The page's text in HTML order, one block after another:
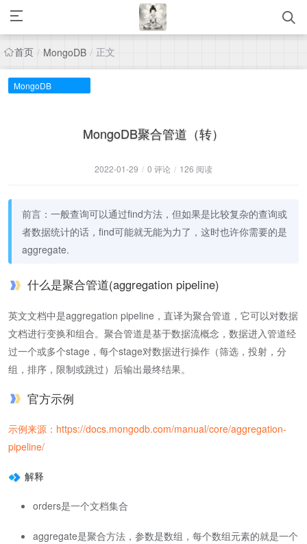
首页 / MongoDB / 正文
MongoDB
MongoDB聚合管道（转）
2022-01-29 / 0 评论 / 126 阅读
前言：一般查询可以通过find方法，但如果是比较复杂的查询或
者数据统计的话，find可能就无能为力了，这时也许你需要的是
aggregate.
什么是聚合管道(aggregation pipeline)
英文文档中是aggregation pipeline，直译为聚合管道，它可以对数据
文档进行变换和组合。聚合管道是基于数据流概念，数据进入管道经
过一个或多个stage，每个stage对数据进行操作（筛选，投射，分
组，排序，限制或跳过）后输出最终结果。
官方示例
示例来源：https://docs.mongodb.com/manual/core/aggregation-
pipeline/
解释
orders是一个文档集合
aggregate是聚合方法，参数是数组，每个数组元素的就是一个